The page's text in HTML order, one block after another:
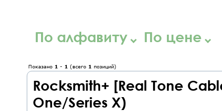
По алфавиту По цене
Показано 1 - 1 (всего 1 позиций)
Rocksmith+ [Real Tone
One/Series X)